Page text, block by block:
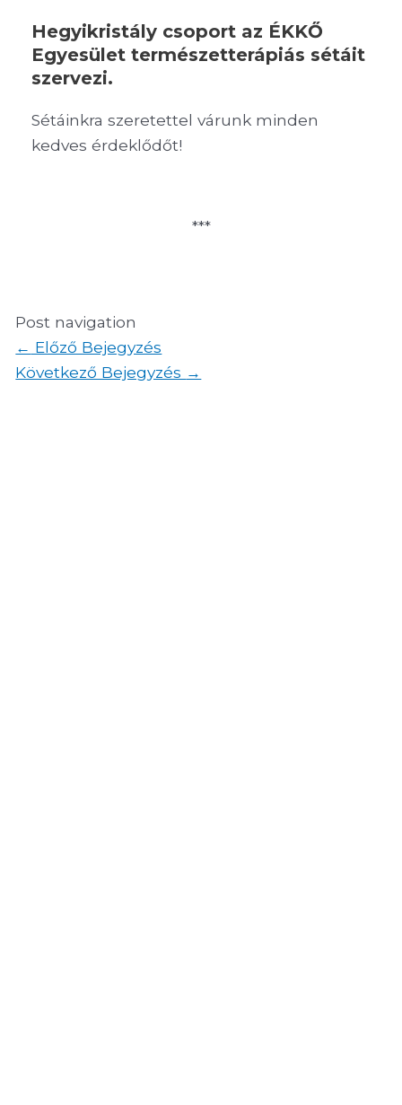
Hegyikristály csoport az ÉKKŐ
Egyesület természetterápiás sétáit
szervezi.
Sétáinkra szeretettel várunk minden
kedves érdeklődőt!
***
Post navigation
← Előző Bejegyzés
Következő Bejegyzés →